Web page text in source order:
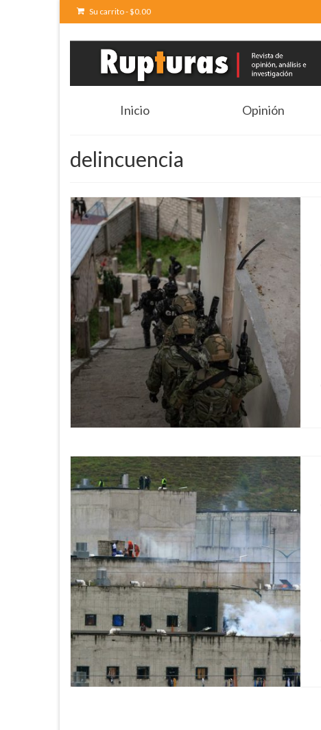
Su carrito-$0.00
Inicio Opinión
delincuencia